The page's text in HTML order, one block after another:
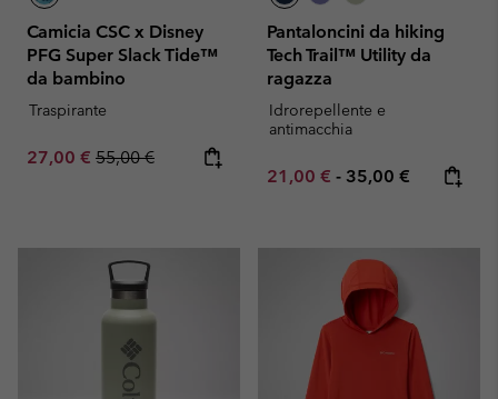
Camicia CSC x Disney
PFG Super Slack Tide™
da bambino
Traspirante
Sale price:
27,00 € Regular price:
55,00 €
Pantaloncini da hiking
Tech Trail™ Utility da
ragazza
Idrorepellente e
antimacchia
Minimum sale price:
21,00 € - Maximum price:
35,00 €